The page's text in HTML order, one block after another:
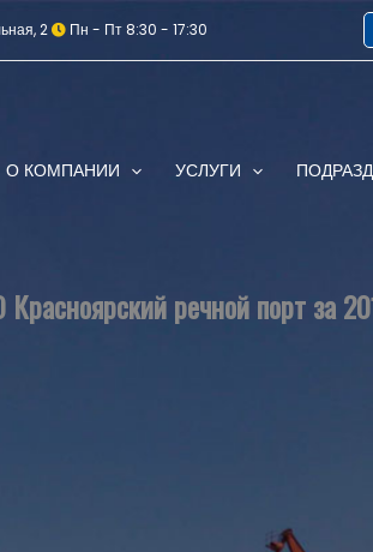
2 Пн - Пт 8:30 - 17:30
О КОМПАНИИ УСЛУГИ
речной порт за